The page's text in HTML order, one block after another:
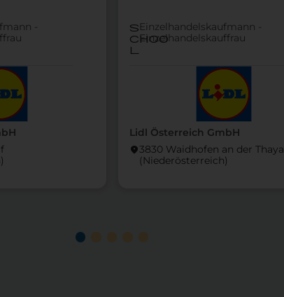
-
Lidl Österreich GmbH
location_on3830 Waidhofen an der Thaya
(Nieder­österreich)
s
choo
l
Einzelhandelskaufmann -
Einzelhandelskauffrau